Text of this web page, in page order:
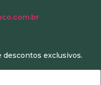
descontos exclusivos.